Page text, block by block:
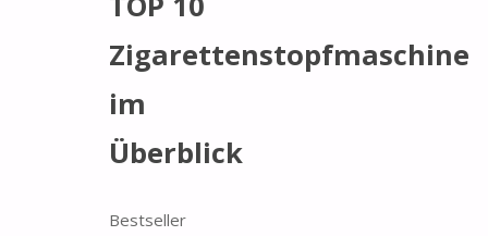
Zigarettenstopfmaschine
im
Überblick
Bestseller